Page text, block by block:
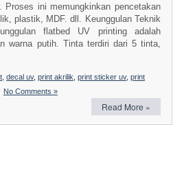
Proses ini memungkinkan pencetakan
plastik, MDF. dll. Keunggulan Teknik
flatbed UV printing adalah
warna putih. Tinta terdiri dari 5 tinta,
decal uv, print akrilik print sticker uv, print
No Comments »
Read More »